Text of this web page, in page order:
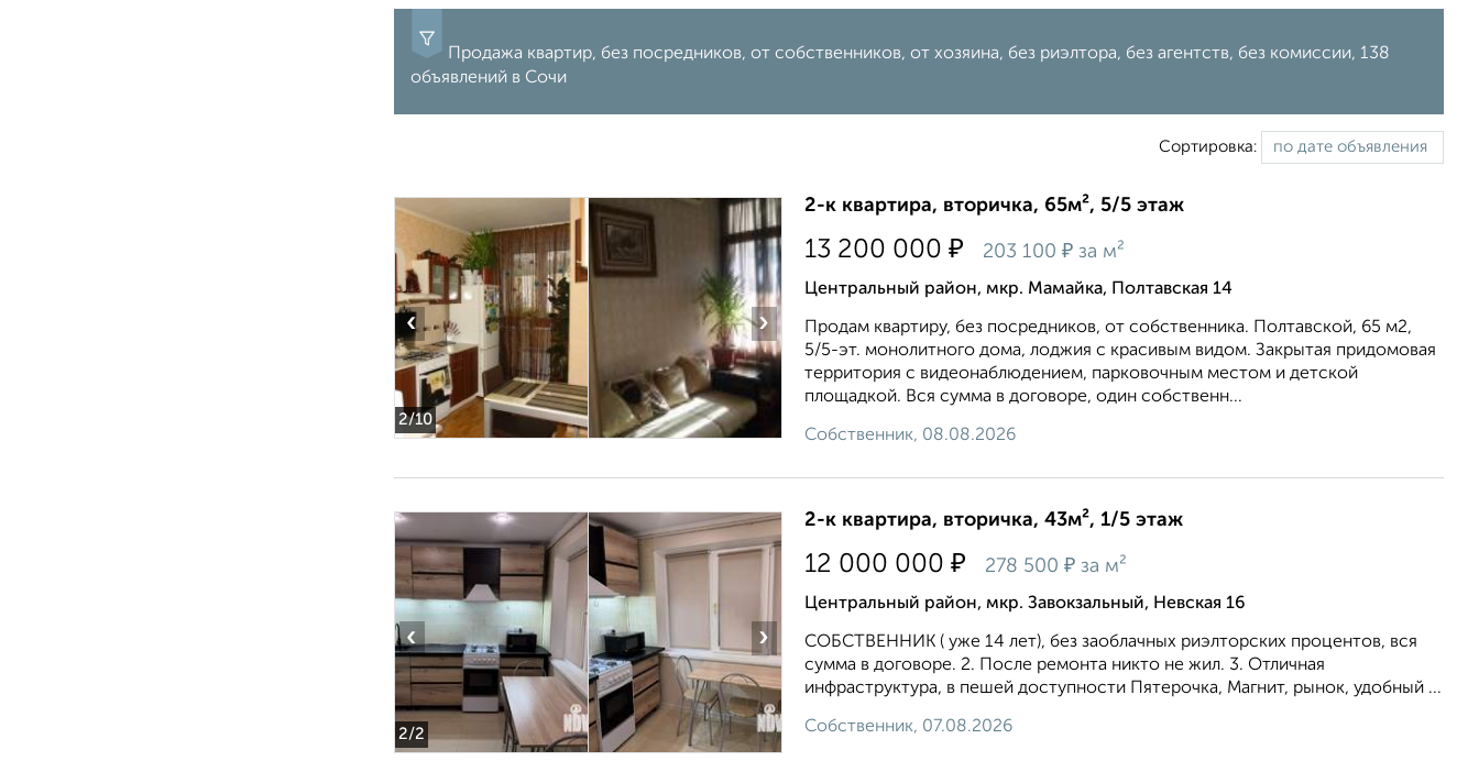
Продажа квартир, без посредников, от собственников, от хозяина, без риэлтора, без агентств, без комиссии, 138
объявлений в Сочи
Сортировка:
2/10
‹ ›
2-к квартира, вторичка, 65м², 5/5 этаж
13 200 000 ₽ 203 100 ₽ за м²
Центральный район, мкр. Мамайка, Полтавская 14
Продам квартиру, без посредников, от собственника. Полтавской, 65 м2,
5/5-эт. монолитного дома, лоджия с красивым видом. Закрытая придомовая
территория с видеонаблюдением, парковочным местом и детской
площадкой. Вся сумма в договоре, один собственн...
Собственник, 08.08.2026
2/2
‹ ›
2-к квартира, вторичка, 43м², 1/5 этаж
12 000 000 ₽ 278 500 ₽ за м²
Центральный район, мкр. Завокзальный, Невская 16
СОБСТВЕННИК ( уже 14 лет), без заоблачных риэлторских процентов, вся
сумма в договоре. 2. После ремонта никто не жил. 3. Отличная
инфраструктура, в пешей доступности Пятерочка, Магнит, рынок, удобный ...
Собственник, 07.08.2026